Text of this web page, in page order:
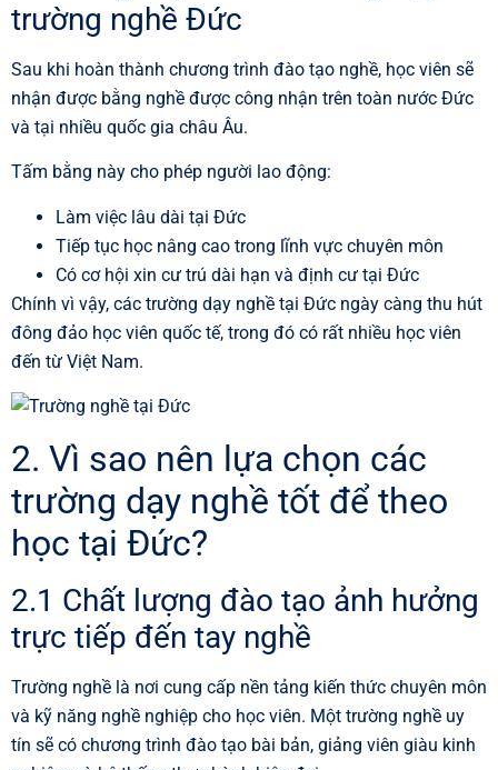
trường nghề Đức
Sau khi hoàn thành chương trình đào tạo nghề, học viên sẽ
nhận được bằng nghề được công nhận trên toàn nước Đức
và tại nhiều quốc gia châu Âu.
Tấm bằng này cho phép người lao động:
Làm việc lâu dài tại Đức
Tiếp tục học nâng cao trong lĩnh vực chuyên môn
Có cơ hội xin cư trú dài hạn và định cư tại Đức
Chính vì vậy, các trường dạy nghề tại Đức ngày càng thu hút
đông đảo học viên quốc tế, trong đó có rất nhiều học viên
đến từ Việt Nam.
2. Vì sao nên lựa chọn các
trường dạy nghề tốt để theo
học tại Đức?
2.1 Chất lượng đào tạo ảnh hưởng
trực tiếp đến tay nghề
Trường nghề là nơi cung cấp nền tảng kiến thức chuyên môn
và kỹ năng nghề nghiệp cho học viên. Một trường nghề uy
tín sẽ có chương trình đào tạo bài bản, giảng viên giàu kinh